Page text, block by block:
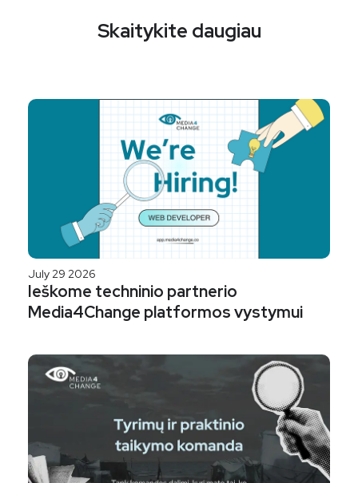
Skaitykite daugiau
July 29 2026
Ieškome techninio partnerio
Media4Change platformos vystymui